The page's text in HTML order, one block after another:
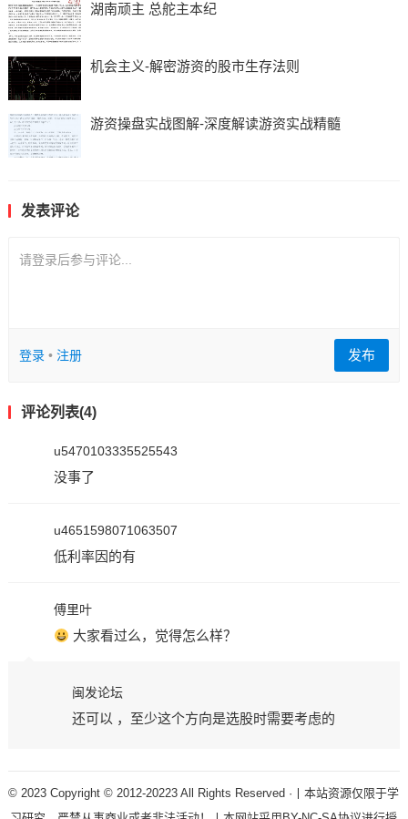
湖南顽主 总舵主本纪
机会主义-解密游资的股市生存法则
游资操盘实战图解-深度解读游资实战精髓
发表评论
请登录后参与评论...
登录• 注册 发布
评论列表(4)
u5470103335525543
没事了
u4651598071063507
低利率因的有
傅里叶
大家看过么，觉得怎么样？
闽发论坛
还可以 ，至少这个方向是选股时需要考虑的
© 2023 Copyright © 2012-20223 All Rights Reserved ·丨本站资源仅限于学